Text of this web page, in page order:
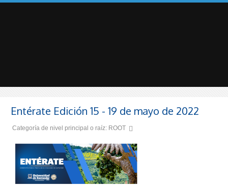
Entérate Edición 15 - 19 de mayo de 2022
Categoría de nivel principal o raíz: ROOT